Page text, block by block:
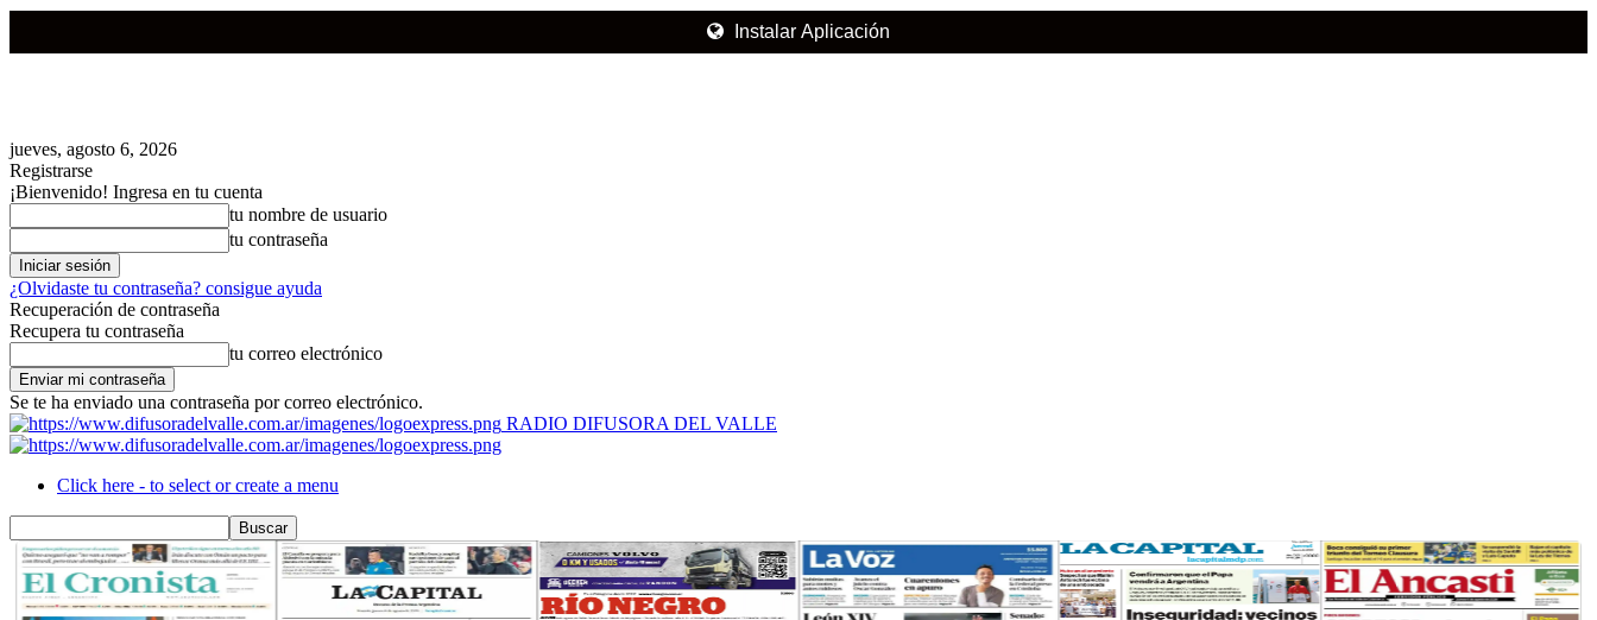
Instalar Aplicación
jueves, agosto 6, 2026
Registrarse
¡Bienvenido! Ingresa en tu cuenta
tu nombre de usuario
tu contraseña
¿Olvidaste tu contraseña? consigue ayuda
Recuperación de contraseña
Recupera tu contraseña
tu correo electrónico
Se te ha enviado una contraseña por correo electrónico.
RADIO DIFUSORA DEL VALLE
Click here - to select or create a menu